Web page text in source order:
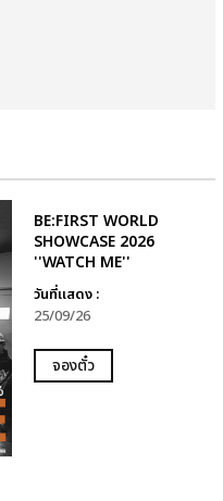
BE:FIRST WORLD
SHOWCASE 2026
''WATCH ME''
วันที่แสดง :
25/09/26
จองตั๋ว